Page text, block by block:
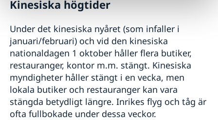
Kinesiska högtider
Under det kinesiska nyåret (som infaller i
januari/februari) och vid den kinesiska
nationaldagen 1 oktober håller flera butiker,
restauranger, kontor m.m. stängt. Kinesiska
myndigheter håller stängt i en vecka, men
lokala butiker och restauranger kan vara
stängda betydligt längre. Inrikes flyg och tåg är
ofta fullbokade under dessa veckor.